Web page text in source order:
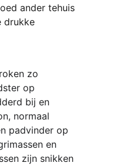
ander tehuis
drukke
zo
op
bij en
normaal
padvinder op
en
zijn snikken